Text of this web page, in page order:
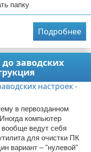
папку
Подробнее
заводских
в первозданном
компьютер
вообще ведут себя
для очистки ПК
вариант – "нулевой"